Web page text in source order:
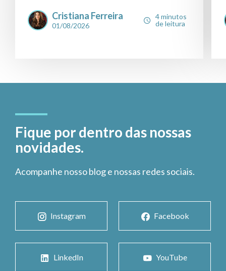
Cristiana Ferreira
01/08/2026
4 minutos
de leitura
Fique por dentro das nossas
novidades.
Acompanhe nosso blog e nossas redes sociais.
Instagram Facebook
LinkedIn YouTube